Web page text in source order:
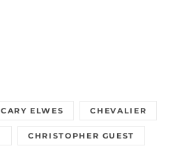
CARY ELWES CHEVALIER
CHRISTOPHER GUEST